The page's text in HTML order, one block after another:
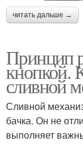
читать дальше →
Принцип
кнопкой.
сливной
Сливной
бачка. Он не
выполняет